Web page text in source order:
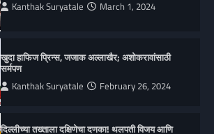
Kanthak Suryatale March 1, 2024
खुदा हाफिज प्रिन्स, जजाक अल्लाखैर; अशोकरावांसाठी
सर्मपण
Kanthak Suryatale February 26, 2024
दिल्लीच्या तख्ताला दक्षिणेचा दणका! थलपती विजय आणि